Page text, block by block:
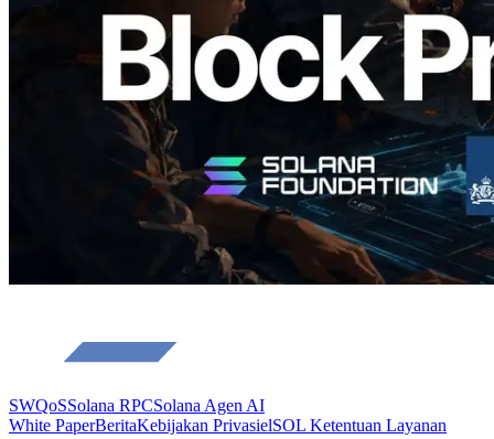
SWQoSSolana RPCSolana Agen AI
White PaperBeritaKebijakan PrivasielSOL Ketentuan Layanan